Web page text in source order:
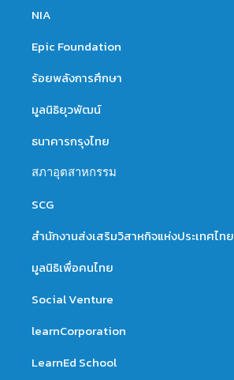
NIA
Epic Foundation
ร้อยพลังการศึกษา
มูลนิธิยุวพัฒน์
ธนาคารกรุงไทย
สภาอุตสาหกรรม
SCG
สำนักงานส่งเสริมวิสาหกิจแห่งประเทศไทย
มูลนิธิเพื่อคนไทย
Social Venture
learnCorporation
LearnEd School